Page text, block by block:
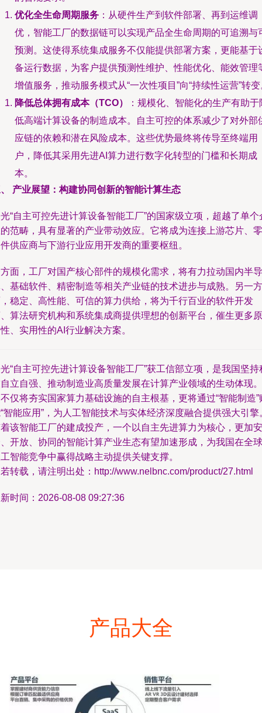
优化全生命周期服务 ：从硬件生产到软件部署、再到运维调
优，智能工厂的数据链可以实现产品全生命周期的可追溯与
预测。这使得系统集成服务不仅能提供部署方案，更能基于
备运行数据，为客户提供预测性维护、性能优化、能效管理
增值服务，推动服务模式从“一次性项目”向“持续性运营”转
降低总体拥有成本（TCO）
：规模化、智能化的生产有助于
低高端计算设备的制造成本。自主可控的体系减少了对外部
应链的依赖和潜在风险成本。这些优势最终将传导至终端用
户，降低其采用先进AI算力进行数字化转型的门槛和长期成
本。
产业展望：构建协同创新的智能计算生态
“自主可控先进计算设备智能工厂”的国家级立项，超越了单个
范畴，具有显著的产业带动效应。它将成为连接上游芯片、零
供应商与下游行业应用开发商的重要枢纽。
面，工厂对国产核心部件的规模化需求，将有力拉动国内半导
基础软件、精密制造等相关产业链的技术进步与成熟。另一方
稳定、高性能、可信的算力供给，将为千行百业的软件开发
算法研究机构和系统集成商提供理想的创新平台，催生更多原
、实用性的AI行业解决方案。
“自主可控先进计算设备智能工厂”获工信部立项，是我国坚持
立自强、推动制造业高质量发展在计算产业领域的生动体现。
仅将夯实国家算力基础设施的自主根基，更将通过“智能制造”
智能应用”，为人工智能技术与实体经济深度融合提供强大引擎
该智能工厂的建成投产，一个以自主先进算力为核心，更加安
开放、协同的智能计算产业生态有望加速形成，为我国在全球
智能竞争中赢得战略主动提供关键支撑。
转载，请注明出处：http://www.nelbnc.com/product/27.html
时间：2026-08-08 09:27:36
产品大全